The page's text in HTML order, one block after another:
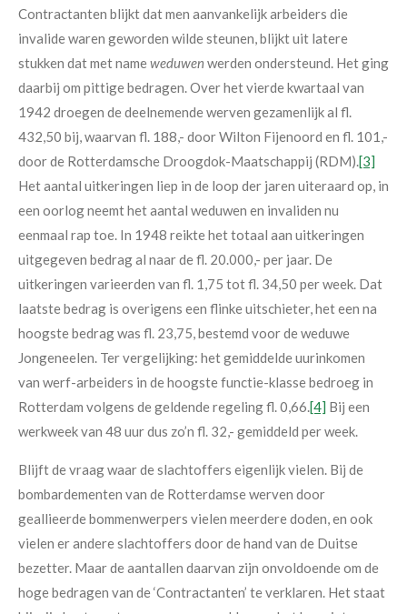
Contractanten blijkt dat men aanvankelijk arbeiders die
invalide waren geworden wilde steunen, blijkt uit latere
stukken dat met nameweduwen werden ondersteund. Het ging
daarbij om pittige bedragen. Over het vierde kwartaal van
1942 droegen de deelnemende werven gezamenlijk al fl.
432,50 bij, waarvan fl. 188,- door Wilton Fijenoord en fl. 101,-
door de Rotterdamsche Droogdok-Maatschappij (RDM).[3]
Het aantal uitkeringen liep in de loop der jaren uiteraard op, in
een oorlog neemt het aantal weduwen en invaliden nu
eenmaal rap toe. In 1948 reikte het totaal aan uitkeringen
uitgegeven bedrag al naar de fl. 20.000,- per jaar. De
uitkeringen varieerden van fl. 1,75 tot fl. 34,50 per week. Dat
laatste bedrag is overigens een flinke uitschieter, het een na
hoogste bedrag was fl. 23,75, bestemd voor de weduwe
Jongeneelen. Ter vergelijking: het gemiddelde uurinkomen
van werf-arbeiders in de hoogste functie-klasse bedroeg in
Rotterdam volgens de geldende regeling fl. 0,66.[4] Bij een
werkweek van 48 uur dus zo’n fl. 32,- gemiddeld per week.
Blijft de vraag waar de slachtoffers eigenlijk vielen. Bij de
bombardementen van de Rotterdamse werven door
geallieerde bommenwerpers vielen meerdere doden, en ook
vielen er andere slachtoffers door de hand van de Duitse
bezetter. Maar de aantallen daarvan zijn onvoldoende om de
hoge bedragen van de ‘Contractanten’ te verklaren. Het staat